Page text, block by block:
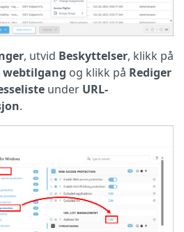
, utvid Beskyttelser, klikk på
webtilgang og klikk på Rediger
under URL-
.